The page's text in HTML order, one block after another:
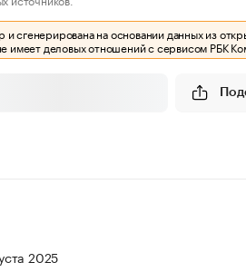
сгенерирована на основании данных из
имеет деловых отношений с сервисом РБК
2025